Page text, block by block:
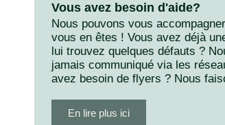
Vous avez besoin d'aide?
Nous pouvons vous
vous en êtes ! Vous avez déjà
lui trouvez quelques défauts ?
jamais communiqué via les
avez besoin de flyers ? Nous
En lire plus ici